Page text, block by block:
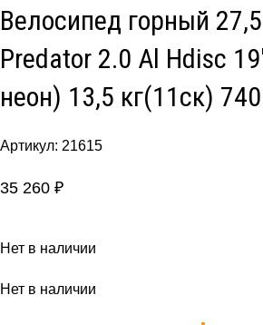
Велосипед горный
Predator 2.0 Al Hdisc
неон) 13,5 кг(11ск)
Артикул: 21615
35 260 ₽
Нет в наличии
Нет в наличии